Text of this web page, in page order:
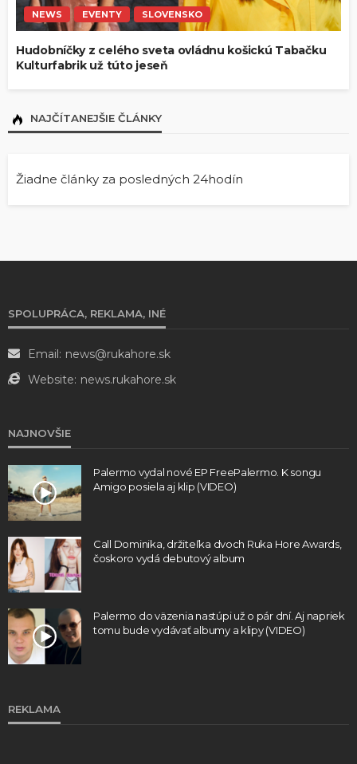
NEWS EVENTY SLOVENSKO
Hudobníčky z celého sveta ovládnu košickú Tabačku
Kulturfabrik už túto jeseň
NAJČÍTANEJŠIE ČLÁNKY
Žiadne články za posledných 24hodín
SPOLUPRÁCA, REKLAMA, INÉ
Email: news@rukahore.sk
Website: news.rukahore.sk
NAJNOVŠIE
Palermo vydal nové EP FreePalermo. K songu
Amigo posiela aj klip (VIDEO)
Call Dominika, držiteľka dvoch Ruka Hore Awards,
čoskoro vydá debutový album
Palermo do väzenia nastúpi už o pár dní. Aj napriek
tomu bude vydávať albumy a klipy (VIDEO)
REKLAMA